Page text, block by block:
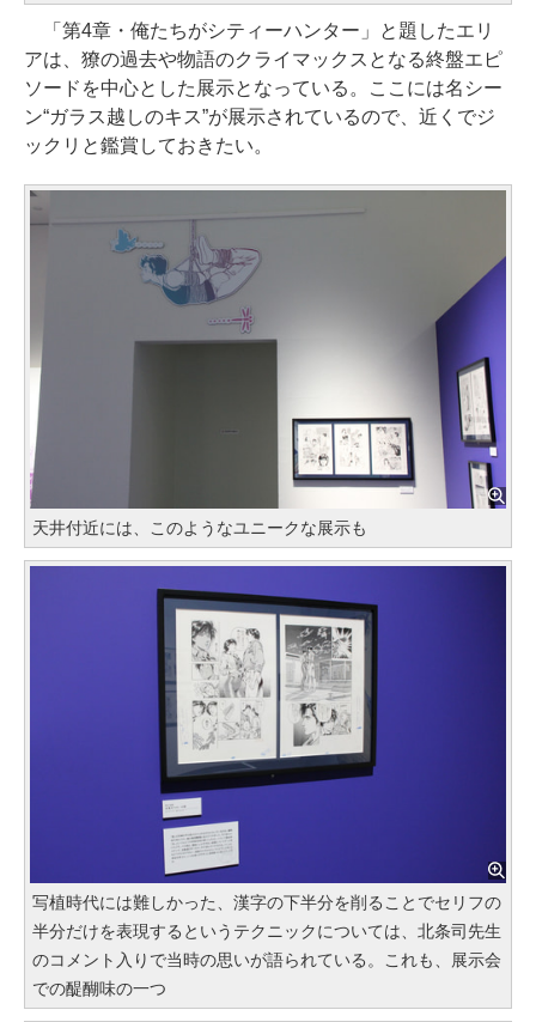
「第4章・俺たちがシティーハンター」と題したエリ
アは、獠の過去や物語のクライマックスとなる終盤エピ
ソードを中心とした展示となっている。ここには名シー
ン“ガラス越しのキス”が展示されているので、近くでジ
ックリと鑑賞しておきたい。
天井付近には、このようなユニークな展示も
写植時代には難しかった、漢字の下半分を削ることでセリフの
半分だけを表現するというテクニックについては、北条司先生
のコメント入りで当時の思いが語られている。これも、展示会
での醍醐味の一つ